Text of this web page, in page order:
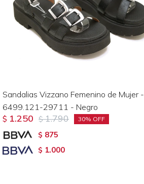
Sandalias Vizzano Femenino de Mujer -
6499.121-29711 - Negro
$ 1.250 $ 1.790 30
$ 875
$ 1.000